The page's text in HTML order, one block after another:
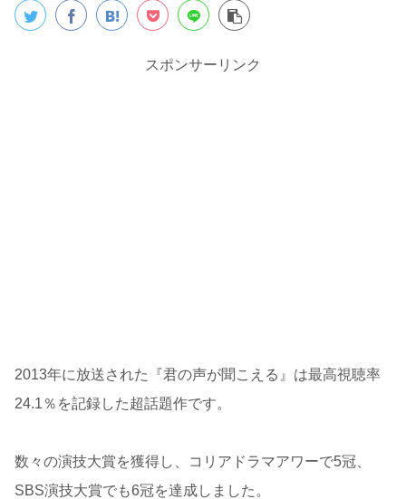
スポンサーリンク
2013年に放送された『君の声が聞こえる』は最高視聴率
24.1％を記録した超話題作です。
数々の演技大賞を獲得し、コリアドラマアワーで5冠、
SBS演技大賞でも6冠を達成しました。